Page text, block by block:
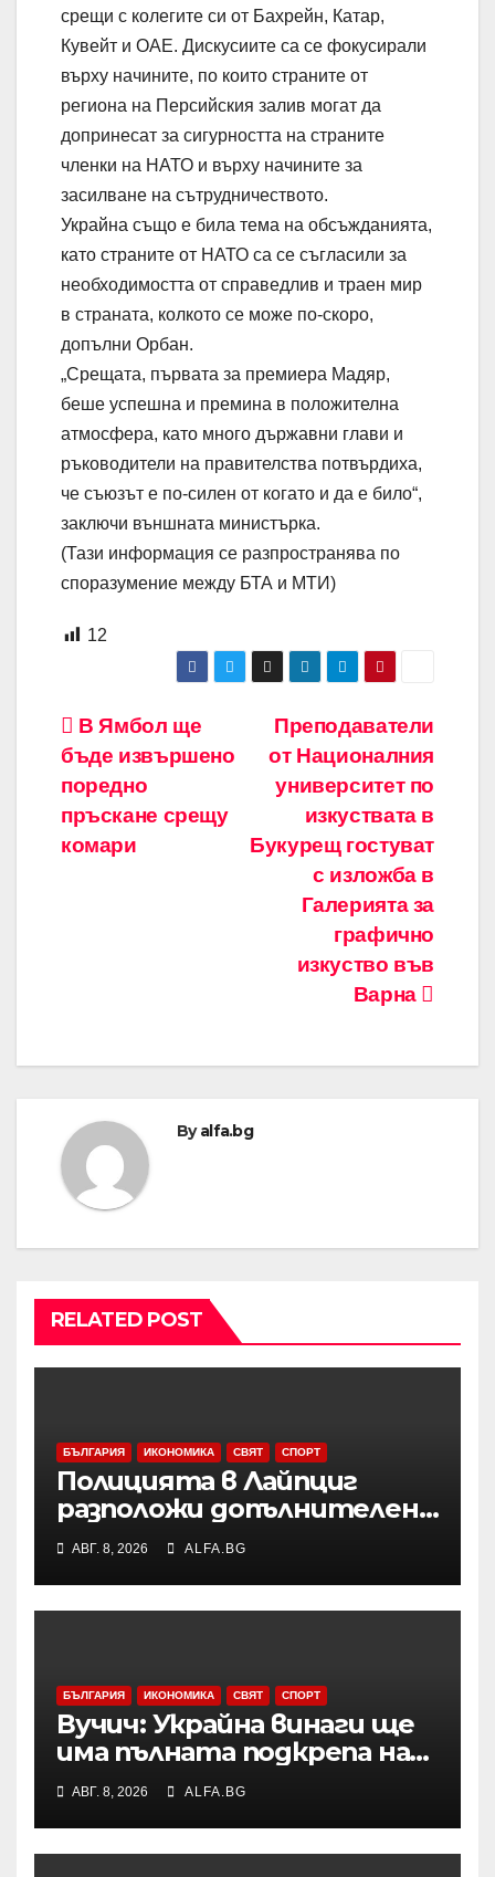
срещи с колегите си от Бахрейн, Катар,
Кувейт и ОАЕ. Дискусиите са се фокусирали
върху начините, по които страните от
региона на Персийския залив могат да
допринесат за сигурността на страните
членки на НАТО и върху начините за
засилване на сътрудничеството.
Украйна също е била тема на обсъжданията,
като страните от НАТО са се съгласили за
необходимостта от справедлив и траен мир
в страната, колкото се може по-скоро,
допълни Орбан.
„Срещата, първата за премиера Мадяр,
беше успешна и премина в положителна
атмосфера, като много държавни глави и
ръководители на правителства потвърдиха,
че съюзът е по-силен от когато и да е било“,
заключи външната министърка.
(Тази информация се разпространява по
споразумение между БТА и МТИ)
12
Навигация
Преподаватели
от Националния
университет по
изкуствата в
Букурещ гостуват
с изложба в
Галерията за
графично
изкуство във
Варна
В Ямбол ще
бъде извършено
поредно
пръскане срещу
комари
Byalfa.bg
RELATED POST
БЪЛГАРИЯ ИКОНОМИКА СВЯТ СПОРТ
Полицията в Лайпциг
разположи допълнителен
специализиран радар на
летището след
инцидента с открития
дрон
АВГ. 8, 2026 ALFA.BG
БЪЛГАРИЯ ИКОНОМИКА СВЯТ СПОРТ
Вучич: Украйна винаги ще
има пълната подкрепа на
нашата страна по
европейския си път
АВГ. 8, 2026 ALFA.BG